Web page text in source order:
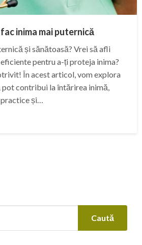
inima mai puternică
și sănătoasă? Vrei să afli
pentru a-ți proteja inima?
În acest articol, vom explora
pot contribui la întărirea inimă,
și…
Caută